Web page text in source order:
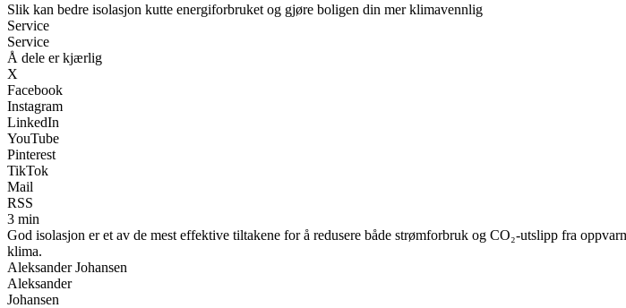
Slik kan bedre isolasjon kutte energiforbruket og gjøre boligen din mer klimavennlig
Service
Service
Å dele er kjærlig
X
Facebook
Instagram
LinkedIn
YouTube
Pinterest
TikTok
Mail
RSS
3 min
God isolasjon er et av de mest effektive tiltakene for å redusere både strømforbruk og CO₂-utslipp fra
klima.
Aleksander Johansen
Aleksander
Johansen